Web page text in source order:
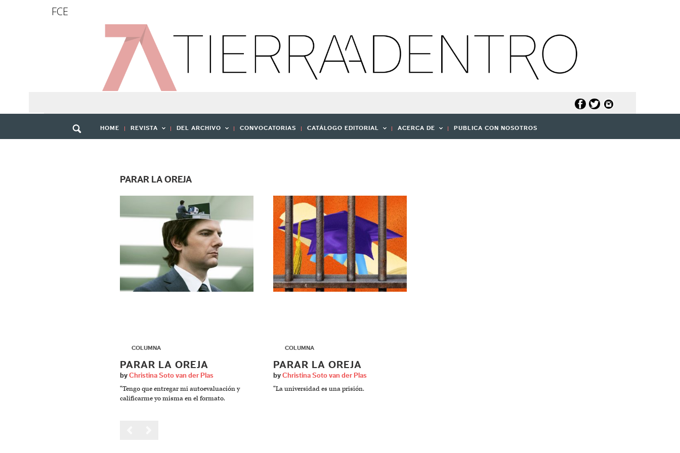
FCE
HOME REVISTA DEL ARCHIVO CONVOCATORIAS CATÁLOGO EDITORIAL ACERCA DE PUBLICA CON NOSOTROS
PARAR LA OREJA
COLUMNA
PARAR LA OREJA
by Christina Soto van der Plas
“Tengo que entregar mi autoevaluación y
calificarme yo misma en el formato.
COLUMNA
PARAR LA OREJA
by Christina Soto van der Plas
“La universidad es una prisión.